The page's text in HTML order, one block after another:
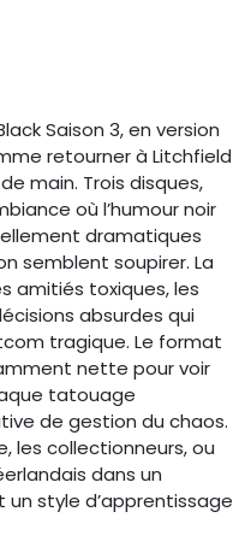
Saison 3, en version
retourner à Litchfield
main. Trois disques,
où l’humour noir
dramatiques
semblent soupirer. La
amitiés toxiques, les
absurdes qui
tragique. Le format
nette pour voir
tatouage
de gestion du chaos.
les collectionneurs, ou
dans un
style d’apprentissage